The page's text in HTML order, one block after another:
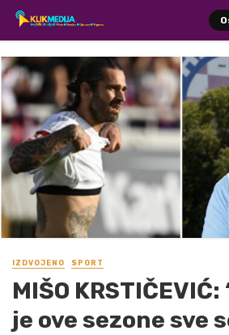
IZDVOJENO SPORT
MIŠO
je ove sezone sve